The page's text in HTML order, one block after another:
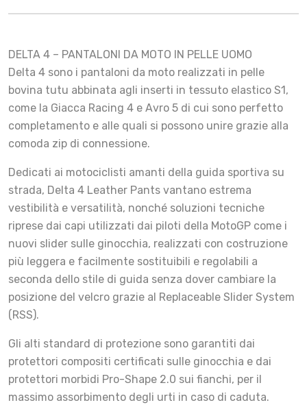
DELTA 4 – PANTALONI DA MOTO IN PELLE UOMO
Delta 4 sono i pantaloni da moto realizzati in pelle
bovina tutu abbinata agli inserti in tessuto elastico S1,
come la Giacca Racing 4 e Avro 5 di cui sono perfetto
completamento e alle quali si possono unire grazie alla
comoda zip di connessione.
Dedicati ai motociclisti amanti della guida sportiva su
strada, Delta 4 Leather Pants vantano estrema
vestibilità e versatilità, nonché soluzioni tecniche
riprese dai capi utilizzati dai piloti della MotoGP come i
nuovi slider sulle ginocchia, realizzati con costruzione
più leggera e facilmente sostituibili e regolabili a
seconda dello stile di guida senza dover cambiare la
posizione del velcro grazie al Replaceable Slider System
(RSS).
Gli alti standard di protezione sono garantiti dai
protettori compositi certificati sulle ginocchia e dai
protettori morbidi Pro-Shape 2.0 sui fianchi, per il
massimo assorbimento degli urti in caso di caduta.